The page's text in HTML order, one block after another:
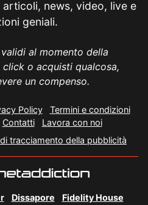
news, video, live e
geniali.
al momento della
o acquisti qualcosa,
un compenso.
Policy
Termini e condizioni
Contatti
Lavora con noi
tracciamento della pubblicità
Dissapore Fidelity House